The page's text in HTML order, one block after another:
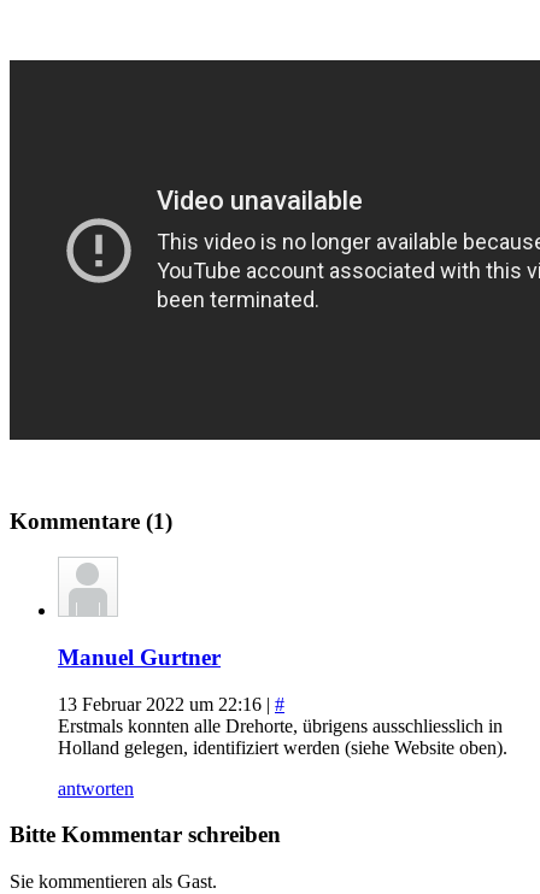
Kommentare (1)
Manuel Gurtner
13 Februar 2022 um 22:16 | #
Erstmals konnten alle Drehorte, übrigens ausschliesslich in
Holland gelegen, identifiziert werden (siehe Website oben).
antworten
Bitte Kommentar schreiben
Sie kommentieren als Gast.